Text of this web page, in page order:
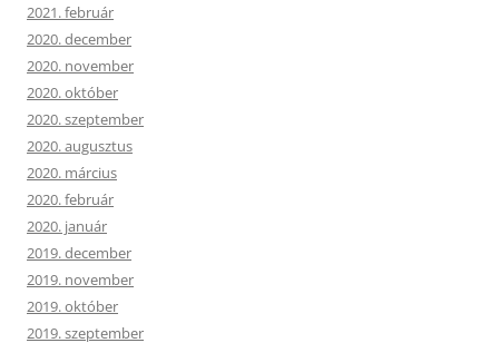
2021. február
2020. december
2020. november
2020. október
2020. szeptember
2020. augusztus
2020. március
2020. február
2020. január
2019. december
2019. november
2019. október
2019. szeptember